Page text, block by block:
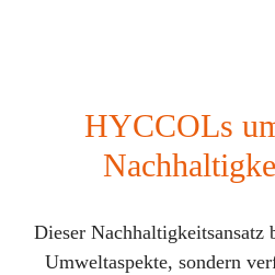
HYCCOLs
Dieser
Umweltaspekte, sondern